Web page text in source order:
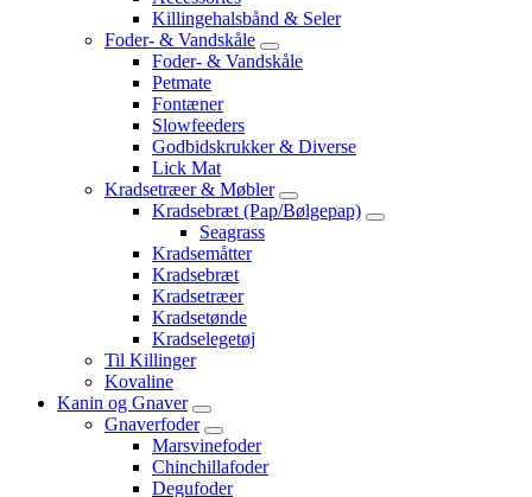
Killingehalsbånd & Seler
Foder- & Vandskåle
Foder- & Vandskåle
Petmate
Fontæner
Slowfeeders
Godbidskrukker & Diverse
Lick Mat
Kradsetræer & Møbler
Kradsebræt (Pap/Bølgepap)
Seagrass
Kradsemåtter
Kradsebræt
Kradsetræer
Kradsetønde
Kradselegetøj
Til Killinger
Kovaline
Kanin og Gnaver
Gnaverfoder
Marsvinefoder
Chinchillafoder
Degufoder